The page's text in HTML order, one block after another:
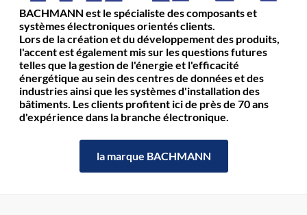
BACHMANN est le spécialiste des composants et
systèmes électroniques orientés clients.
Lors de la création et du développement des produits,
l'accent est également mis sur les questions futures
telles que la gestion de l'énergie et l'efficacité
énergétique au sein des centres de données et des
industries ainsi que les systèmes d'installation des
bâtiments. Les clients profitent ici de près de 70 ans
d'expérience dans la branche électronique.
la marque BACHMANN